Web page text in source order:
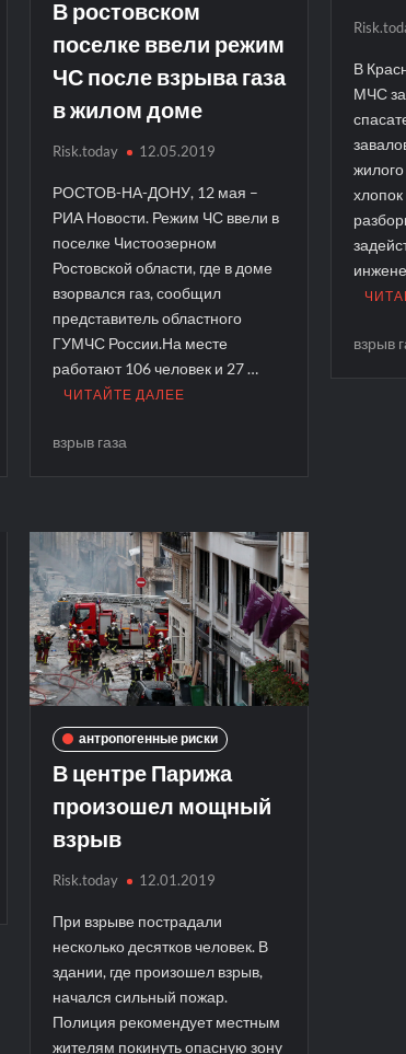
В ростовском
поселке ввели режим
ЧС после взрыва газа
в жилом доме
Risk.today 12.05.2019
РОСТОВ-НА-ДОНУ, 12 мая –
РИА Новости. Режим ЧС ввели в
поселке Чистоозерном
Ростовской области, где в доме
взорвался газ, сообщил
представитель областного
ГУМЧС России.На месте
работают 106 человек и 27 …
ЧИТАЙТЕ ДАЛЕЕ
взрыв газа
В
МЧС
хлопок
взрыв
антропогенные риски
В центре Парижа
произошел мощный
взрыв
Risk.today 12.01.2019
При взрыве пострадали
несколько десятков человек. В
здании, где произошел взрыв,
начался сильный пожар.
Полиция рекомендует местным
жителям покинуть опасную зону